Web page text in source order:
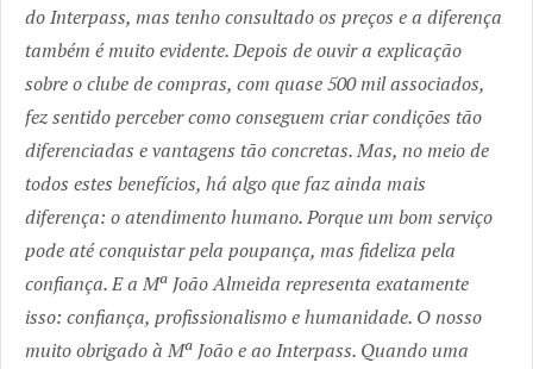
do Interpass, mas tenho consultado os preços e a diferença
também é muito evidente. Depois de ouvir a explicação
sobre o clube de compras, com quase 500 mil associados,
fez sentido perceber como conseguem criar condições tão
diferenciadas e vantagens tão concretas. Mas, no meio de
todos estes benefícios, há algo que faz ainda mais
diferença: o atendimento humano. Porque um bom serviço
pode até conquistar pela poupança, mas fideliza pela
confiança. E a Mª João Almeida representa exatamente
isso: confiança, profissionalismo e humanidade. O nosso
muito obrigado à Mª João e ao Interpass. Quando uma